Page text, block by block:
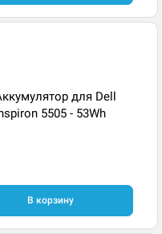
для Dell
5505 - 53Wh
В корзину